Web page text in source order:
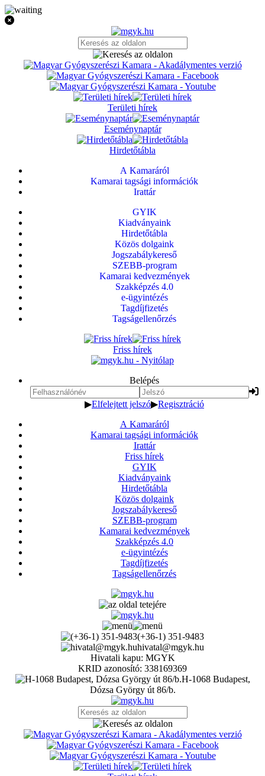
Területi hírek
Eseménynaptár
Hirdetőtábla
A Kamaráról
Kamarai tagsági információk
Irattár
GYIK
Kiadványaink
Hirdetőtábla
Közös dolgaink
Jogszabálykereső
SZEBB-program
Kamarai kedvezmények
Szakképzés 4.0
e-ügyintézés
Tagdíjfizetés
Tagságellenőrzés
Friss hírek
Belépés
▶Elfelejtett jelszó▶Regisztráció
A Kamaráról
Kamarai tagsági információk
Irattár
Friss hírek
GYIK
Kiadványaink
Hirdetőtábla
Közös dolgaink
Jogszabálykereső
SZEBB-program
Kamarai kedvezmények
Szakképzés 4.0
e-ügyintézés
Tagdíjfizetés
Tagságellenőrzés
(+36-1) 351-9483
hivatal@mgyk.hu
Hivatali kapu: MGYK
KRID azonosító: 338169369
H-1068 Budapest,
Dózsa György út 86/b.